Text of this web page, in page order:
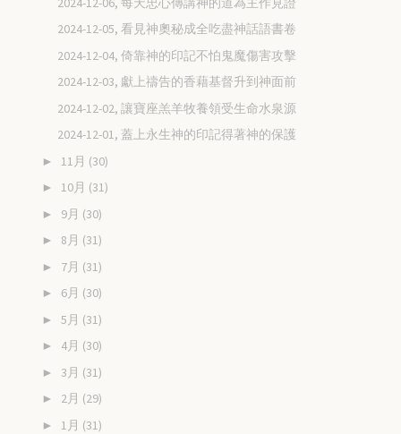
2024-12-05, 看見神奧秘成全吃盡神話語書卷
2024-12-04, 倚靠神的印記不怕鬼魔傷害攻擊
2024-12-03, 獻上禱告的香藉基督升到神面前
2024-12-02, 讓寶座羔羊牧養領受生命水泉源
2024-12-01, 蓋上永生神的印記得著神的保護
► 11月 (30)
► 10月 (31)
► 9月 (30)
► 8月 (31)
► 7月 (31)
► 6月 (30)
► 5月 (31)
► 4月 (30)
► 3月 (31)
► 2月 (29)
► 1月 (31)